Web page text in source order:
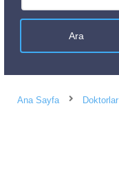
Ana Sayfa Doktorlar